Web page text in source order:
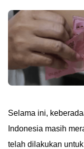
Selama ini,
Indonesia masih
telah dilakukan